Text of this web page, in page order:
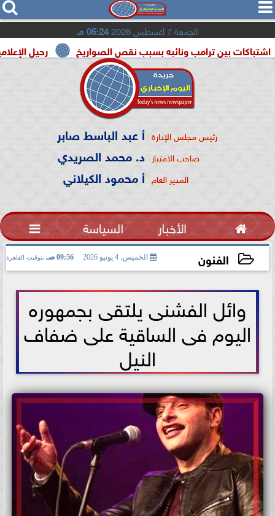
  
الجمعة 7 أغسطس 2026 05:24 مـ
رحيل الإعلامية سونيا بين ترامب ونائبه بسبب نقص الصواريخ
رئيس مجلس الإدارة أ عبد الباسط صابر
صاحب الامتياز د. محمد الصريدي
المدير العام أ محمود الكيلاني
 الأخبار السياسة 
الفنون الخميس، 4 يونيو 2026 09:56 صـ بتوقيت القاهرة
وائل الفشنى يلتقى بجمهوره
اليوم فى الساقية على ضفاف
النيل